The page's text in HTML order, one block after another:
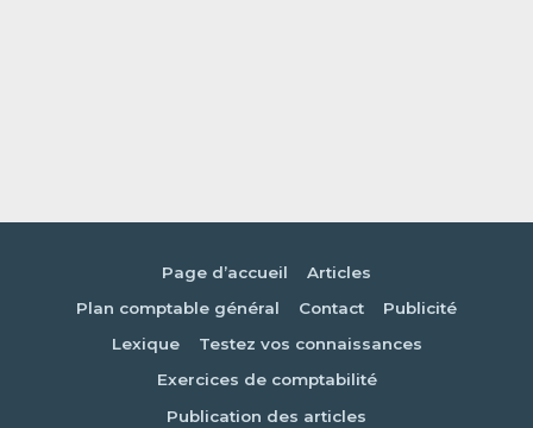
Page d’accueil
Articles
Plan comptable général
Contact
Publicité
Lexique
Testez vos connaissances
Exercices de comptabilité
Publication des articles